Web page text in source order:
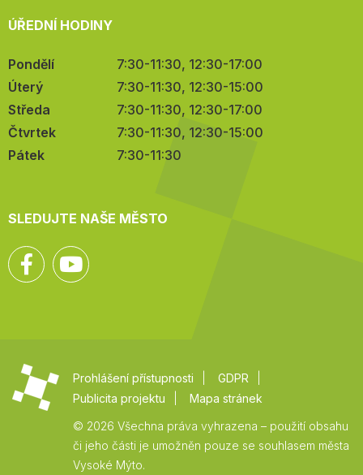
ÚŘEDNÍ HODINY
Pondělí
7:30-11:30, 12:30-17:00
Úterý
7:30-11:30, 12:30-15:00
Středa
7:30-11:30, 12:30-17:00
Čtvrtek
7:30-11:30, 12:30-15:00
Pátek
7:30-11:30
SLEDUJTE NAŠE MĚSTO
Facebook
Prohlášení přístupnosti
GDPR
Publicita projektu
Mapa stránek
© 2026 Všechna práva vyhrazena – použití obsahu
či jeho části je umožněn pouze se souhlasem města
Vysoké Mýto.